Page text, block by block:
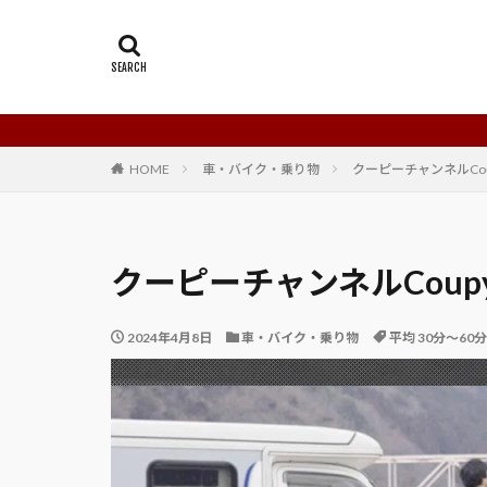
HOME 車・バイク・乗り物 クーピーチャンネル
クーピーチャンネル
2024年4月8日 車・バイク・乗り物 平均 30分～60